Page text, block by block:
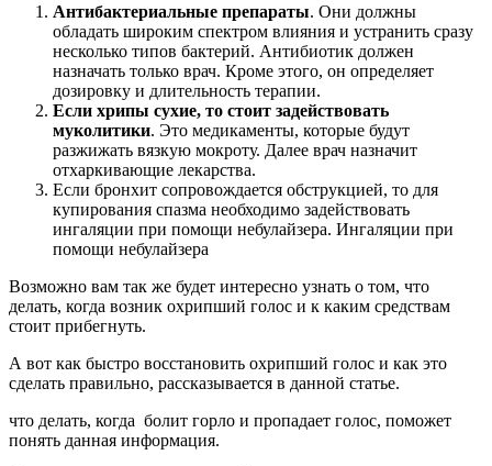
Антибактериальные препараты. Они должны
обладать широким спектром влияния и устранить сразу
несколько типов бактерий. Антибиотик должен
назначать только врач. Кроме этого, он определяет
дозировку и длительность терапии.
Если хрипы сухие, то стоит задействовать
муколитики. Это медикаменты, которые будут
разжижать вязкую мокроту. Далее врач назначит
отхаркивающие лекарства.
Если бронхит сопровождается обструкцией, то для
купирования спазма необходимо задействовать
ингаляции при помощи небулайзера. Ингаляции при
помощи небулайзера
Возможно вам так же будет интересно узнать о том, что
делать, когда возник охрипший голос и к каким средствам
стоит прибегнуть.
А вот как быстро восстановить охрипший голос и как это
сделать правильно, рассказывается в данной статье.
что делать, когда болит горло и пропадает голос, поможет
понять данная информация.